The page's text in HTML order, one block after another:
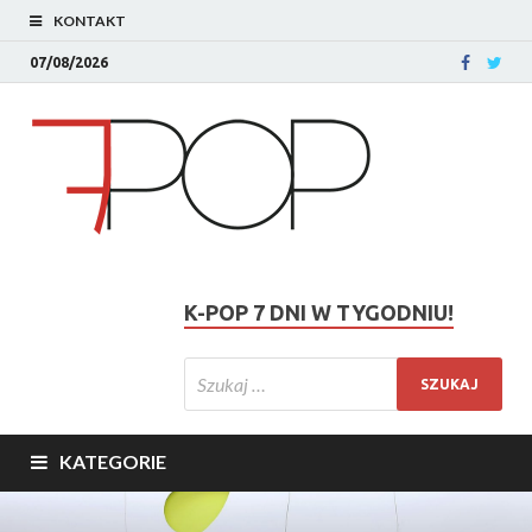
KONTAKT
07/08/2026
K-POP 7 DNI W TYGODNIU!
KATEGORIE